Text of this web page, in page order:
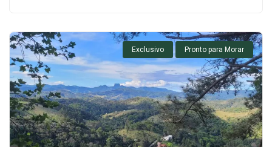
Exclusivo Pronto para Morar